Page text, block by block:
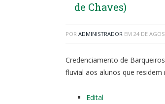
de Chaves)
POR ADMINISTRADOR EM 24 DE
Credenciamento de
fluvial aos alunos que
Edital